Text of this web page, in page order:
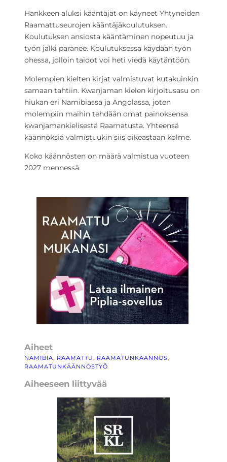
Hankkeen aluksi kääntäjät on käyneet Yhtyneiden
Raamattuseurojen kääntäjäkoulutuksen.
Koulutuksen ansiosta kääntäminen nopeutuu ja
työn jälki paranee. Koulutuksessa käydään työn
ohessa, jolloin taidot voi heti viedä käytäntöön.
Molempien kielten kirjat valmistuvat kutakuinkin
samaan tahtiin. Kwanjaman kielen kirjoitusasu on
hiukan eri Namibiassa ja Angolassa, joten
molempiin maihin tehdään omat painoksensa
kwanjamankielisestä Raamatusta. Yhteensä
käännöksiä valmistuukin siis oikeastaan kolme.
Koko käännösten on määrä valmistua vuoteen
2027 mennessä.
Aiheet
NAMIBIA RAAMATTU RAAMATUNKÄÄNNÖS
RAAMATUNKÄÄNNÖSTYÖ
Aiheeseen liittyvää